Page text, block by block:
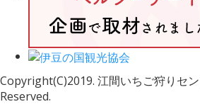
Copyright(C)2019. 江間いちご狩りセ
Reserved.